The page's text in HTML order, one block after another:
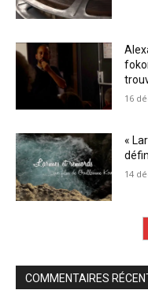
16
«
14
COMMENTAIRES